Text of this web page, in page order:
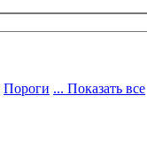
Пороги ... Показать все